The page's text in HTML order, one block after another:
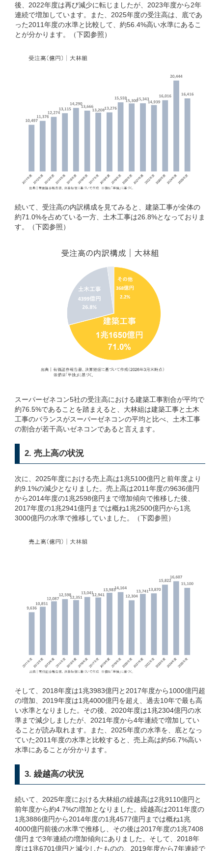
後、2022年度は再び減少に転じましたが、2023年度から2年
連続で増加しています。また、2025年度の受注高は、底であ
った2011年度の水準と比較して、約56.4%高い水準にあるこ
とが分かります。（下図参照）
続いて、受注高の内訳構成を見てみると、建築工事が全体の
約71.0%を占めている一方、土木工事は26.8%となっておりま
す。（下図参照）
スーパーゼネコン5社の受注高における建築工事割合が平均で
約76.5%であることを踏まえると、大林組は建築工事と土木
工事のバランスがスーパーゼネコンの平均と比べ、土木工事
の割合が若干高いゼネコンであると言えます。
2. 売上高の状況
次に、2025年度における売上高は1兆5100億円と前年度より
約9.1%の減少となりました。売上高は2011年度の9636億円
から2014年度の1兆2598億円まで増加傾向で推移した後、
2017年度の1兆2941億円までは概ね1兆2500億円から1兆
3000億円の水準で推移していました。（下図参照）
そして、2018年度は1兆3983億円と2017年度から1000億円超
の増加、2019年度は1兆4000億円を超え、過去10年で最も高
い水準となりました。その後、2020年度は1兆2304億円の水
準まで減少しましたが、2021年度から4年連続で増加してい
ることが読み取れます。また、2025年度の水準を、底となっ
ていた2011年度の水準と比較すると、売上高は約56.7%高い
水準にあることが分かります。
3. 繰越高の状況
続いて、2025年度における大林組の繰越高は2兆9110億円と
前年度から約4.7%の増加となりました。繰越高は2011年度の
1兆3886億円から2014年度の1兆4577億円までは概ね1兆
4000億円前後の水準で推移し、その後は2017年度の1兆7408
億円まで3年連続の増加傾向にありました。そして、2018年
度は1兆6701億円と減少したものの、2019年度から7年連続で